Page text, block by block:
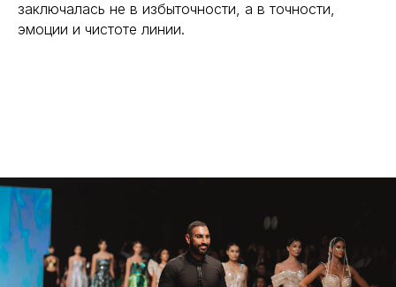
заключалась не в избыточности, а в точности,
эмоции и чистоте линии.